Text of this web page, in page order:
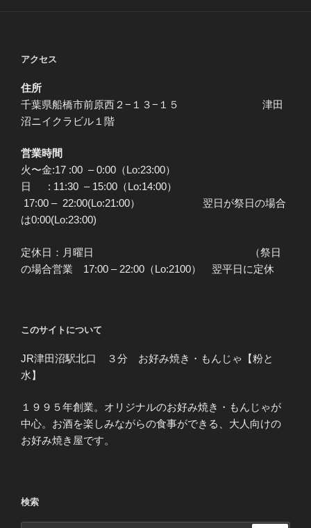
アクセス
住所
千葉県船橋市前原西２−１３−１５ 津田
沼ニイクラビル１階
営業時間
火〜金:17 :00 – 0:00（Lo:23:00）
日 : 11:30 – 15:00（Lo:14:00）
17:00 – 22:00(Lo:21:00） 翌日が祭日の場合
は0:00(Lo:23:00)
定休日：月曜日 （祭日
の場合営業 17:00 – 22:00（Lo:2100） 翌平日に定休
このサイトについて
JR津田沼駅北口 ３分 お好み焼き・もんじゃ【粉と
水】
１９９５年創業。オリジナルのお好み焼き・もんじゃが
中心。お酒を楽しみながらの食事ができる、大人向けの
お好み焼き屋です。
検索